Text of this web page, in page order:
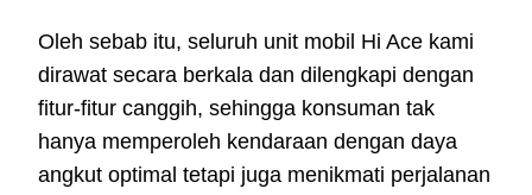
Oleh sebab itu, seluruh unit mobil Hi Ace kami
dirawat secara berkala dan dilengkapi dengan
fitur-fitur canggih, sehingga konsuman tak
hanya memperoleh kendaraan dengan daya
angkut optimal tetapi juga menikmati perjalanan